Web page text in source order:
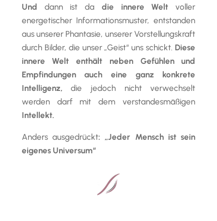
Und dann ist da die innere Welt voller
energetischer Informationsmuster, entstanden
aus unserer Phantasie, unserer Vorstellungskraft
durch Bilder, die unser „Geist“ uns schickt. Diese
innere Welt enthält
neben Gefühlen und
Empfindungen auch eine ganz konkrete
Intelligenz,die jedoch nicht verwechselt
werden darf mit dem verstandesmäßigen
Intellekt.
Anders ausgedrückt: „Jeder Mensch ist sein
eigenes Universum“